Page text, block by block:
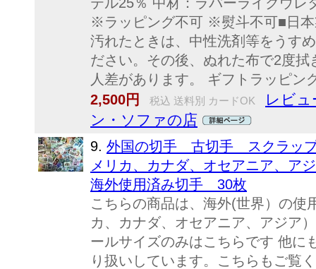
※ラッピング不可 ※熨斗不可■日
汚れたときは、中性洗剤等をうす
ださい。その後、ぬれた布で2度
人差があります。 ギフトラッピン
2,500円
税込 送料別 カードOK
レビュ
ン・ソファの店
9. 外国の切手 古切手 スクラッ
メリカ、カナダ、オセアニア、ア
海外使用済み切手 30枚
こちらの商品は、海外(世界）の使
カ、カナダ、オセアニア、アジ
ールサイズのみはこちらです 他に
り扱いしています。こちらもご覧